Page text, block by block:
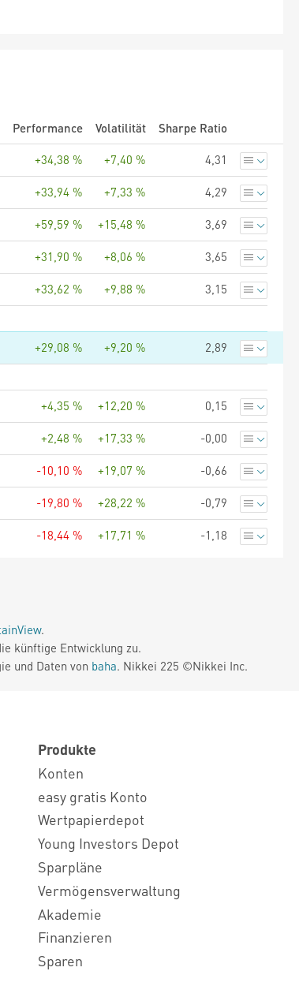
Performance Volatilität
Sharpe Ratio
+34,38 % +7,40 % 4,31
+33,94 % +7,33 % 4,29
+59,59 % +15,48 % 3,69
+31,90 % +8,06 % 3,65
+33,62 % +9,88 % 3,15
+29,08 % +9,20 % 2,89
+4,35 % +12,20 % 0,15
+2,48 % +17,33 % -0,00
-10,10 % +19,07 % -0,66
-19,80 % +28,22 % -0,79
-18,44 % +17,71 % -1,18
.
künftige Entwicklung zu.
und Daten von baha. Nikkei 225 ©Nikkei Inc.
Produkte
Konten
easy gratis Konto
Wertpapierdepot
Young Investors Depot
Sparpläne
Vermögensverwaltung
Akademie
Finanzieren
Sparen